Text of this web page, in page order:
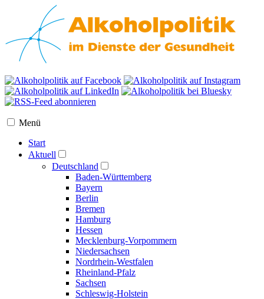
Menü
Start
Aktuell
Deutschland
Baden-Württemberg
Bayern
Berlin
Bremen
Hamburg
Hessen
Mecklenburg-Vorpommern
Niedersachsen
Nordrhein-Westfalen
Rheinland-Pfalz
Sachsen
Schleswig-Holstein